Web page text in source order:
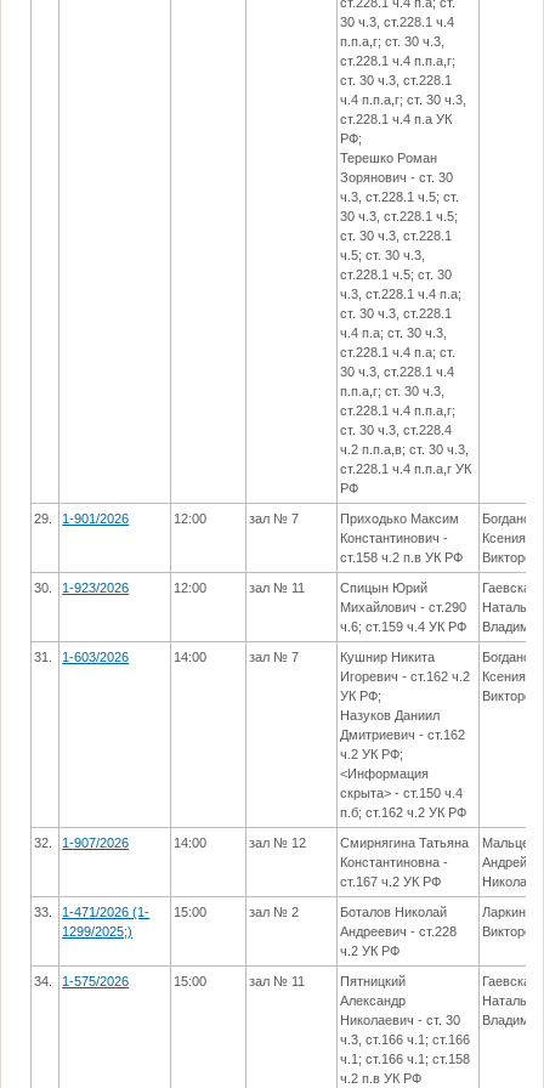
30 ч.3, ст.228.1 ч.4
п.п.а,г; ст. 30 ч.3,
ст.228.1 ч.4 п.п.а,г;
ст. 30 ч.3, ст.228.1
ч.4 п.п.а,г; ст. 30 ч.3,
ст.228.1 ч.4 п.а УК
РФ;
Терешко Роман
Зорянович - ст. 30
ч.3, ст.228.1 ч.5; ст.
30 ч.3, ст.228.1 ч.5;
ст. 30 ч.3, ст.228.1
ч.5; ст. 30 ч.3,
ст.228.1 ч.5; ст. 30
ч.3, ст.228.1 ч.4 п.а;
ст. 30 ч.3, ст.228.1
ч.4 п.а; ст. 30 ч.3,
ст.228.1 ч.4 п.а; ст.
30 ч.3, ст.228.1 ч.4
п.п.а,г; ст. 30 ч.3,
ст.228.1 ч.4 п.п.а,г;
ст. 30 ч.3, ст.228.4
ч.2 п.п.а,в; ст. 30 ч.3,
ст.228.1 ч.4 п.п.а,г УК
РФ
29. 1-901/2026 12:00 зал № 7
Приходько Максим
Константинович -
ст.158 ч.2 п.в УК РФ
Ксения
30. 1-923/2026 12:00 зал № 11
Спицын Юрий
Михайлович - ст.290
ч.6; ст.159 ч.4 УК РФ
Гаевская
Наталья
31. 1-603/2026 14:00 зал № 7
Кушнир Никита
Игоревич - ст.162 ч.2
УК РФ;
Назуков Даниил
Дмитриевич - ст.162
ч.2 УК РФ;
<Информация
скрыта> - ст.150 ч.4
п.б; ст.162 ч.2 УК РФ
Ксения
32. 1-907/2026 14:00 зал № 12
Смирнягина Татьяна
Константиновна -
ст.167 ч.2 УК РФ
Мальцев
Андрей
33.
1-471/2026 (1-
1299/2025;)
15:00 зал № 2
Боталов Николай
Андреевич - ст.228
ч.2 УК РФ
Ларкина
34. 1-575/2026 15:00 зал № 11
Пятницкий
Александр
Николаевич - ст. 30
ч.3, ст.166 ч.1; ст.166
ч.1; ст.166 ч.1; ст.158
ч.2 п.в УК РФ
Гаевская
Наталья